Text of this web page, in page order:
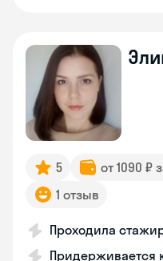
5 от 1090 ₽
1 отзыв
Проходила
Придерживается